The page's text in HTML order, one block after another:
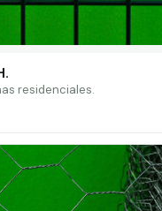
residenciales.